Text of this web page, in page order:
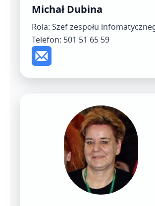
Michał Dubina
Rola: Szef zespołu
Telefon: 501 51 65 59